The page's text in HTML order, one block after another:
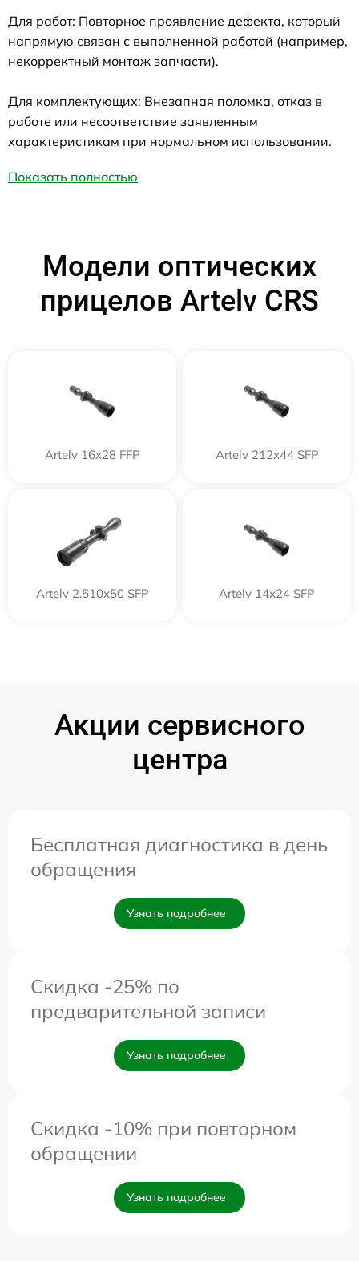
Для работ: Повторное проявление дефекта, который
напрямую связан с выполненной работой (например,
некорректный монтаж запчасти).
Для комплектующих: Внезапная поломка, отказ в
работе или несоответствие заявленным
характеристикам при нормальном использовании.
Показать полностью
Модели оптических
прицелов Artelv CRS
Artelv 16x28 FFP Artelv 212x44 SFP
Artelv 2.510x50 SFP Artelv 14x24 SFP
Акции сервисного
центра
Бесплатная диагностика в день
обращения
Узнать подробнее
Скидка -25% по
предварительной записи
Узнать подробнее
Скидка -10% при повторном
обращении
Узнать подробнее